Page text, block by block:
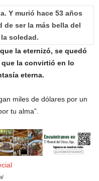
Y murió hace 53 años
ser la más bella del
soledad.
la eternizó, se quedó
la convirtió en lo
eterna.
miles de dólares por un
tu alma”.